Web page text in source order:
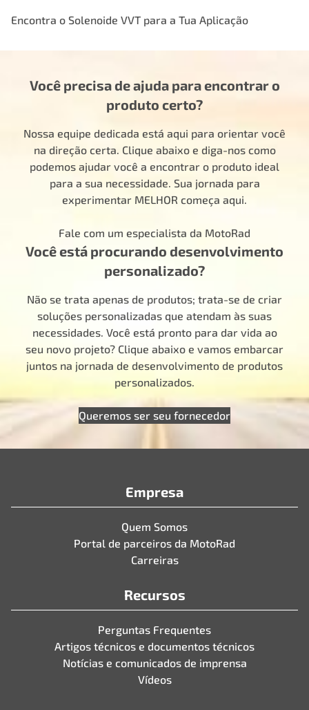
Encontra o Solenoide VVT para a Tua Aplicação
Você precisa de ajuda para encontrar o
produto certo?
Nossa equipe dedicada está aqui para orientar você
na direção certa. Clique abaixo e diga-nos como
podemos ajudar você a encontrar o produto ideal
para a sua necessidade. Sua jornada para
experimentar MELHOR começa aqui.
Fale com um especialista da MotoRad
Você está procurando desenvolvimento
personalizado?
Não se trata apenas de produtos; trata-se de criar
soluções personalizadas que atendam às suas
necessidades. Você está pronto para dar vida ao
seu novo projeto? Clique abaixo e vamos embarcar
juntos na jornada de desenvolvimento de produtos
personalizados.
Queremos ser seu fornecedor
Empresa
Quem Somos
Portal de parceiros da MotoRad
Carreiras
Recursos
Perguntas Frequentes
Artigos técnicos e documentos técnicos
Notícias e comunicados de imprensa
Vídeos